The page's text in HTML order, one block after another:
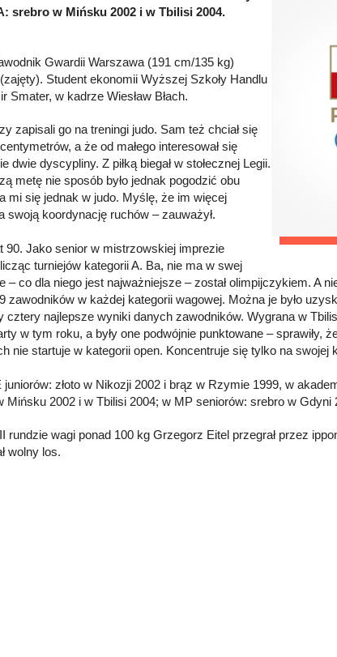
srebro w Mińsku 2002 i w Tbilisi 2004.
Gwardii Warszawa (191 cm/135 kg)
Student ekonomii Wyższej Szkoły Handlu
Smater, w kadrze Wiesław Błach.
zapisali go na treningi judo. Sam też chciał się
a że od małego interesował się
dyscypliny. Z piłką biegał w stołecznej Legii.
metę nie sposób było jednak pogodzić obu
mi się jednak w judo. Myślę, że im więcej
swoją koordynację ruchów – zauważył.
90. Jako senior w mistrzowskiej imprezie
turniejów kategorii A. Ba, nie ma w swej
co dla niego jest najważniejsze – został olimpijczykiem. A nie
zawodników w każdej kategorii wagowej. Można je było
cztery najlepsze wyniki danych zawodników. Wygrana w
w tym roku, a były one podwójnie punktowane – sprawiły,
nie startuje w kategorii open. Koncentruje się tylko na swojej
złoto w Nikozji 2002 i brąz w Rzymie 1999, w
2002 i w Tbilisi 2004; w MP seniorów: srebro w Gdyni
rundzie wagi ponad 100 kg Grzegorz Eitel przegrał przez
wolny los.